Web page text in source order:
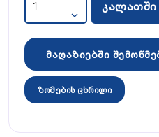
კალათში
მაღაზიებში
ზომების ცხრილი